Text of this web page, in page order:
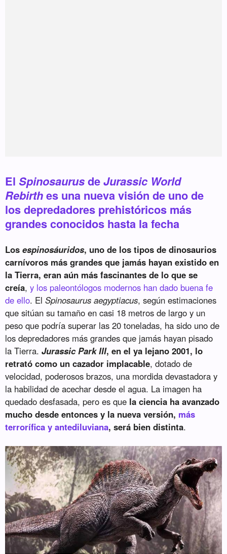
ElSpinosaurusdeJurassic World
Rebirthes una nueva visión de uno de
los depredadores prehistóricos más
grandes conocidos hasta la fecha
Losespinosáuridos, uno de los tipos de dinosaurios
carnívoros más grandes que jamás hayan existido en
la Tierra, eran aún más fascinantes de lo que se
creía,y los paleontólogos modernos han dado buena fe
de ello. ElSpinosaurus aegyptiacus, según estimaciones
que sitúan su tamaño en casi 18 metros de largo y un
peso que podría superar las 20 toneladas, ha sido uno de
los depredadores más grandes que jamás hayan pisado
la Tierra.Jurassic Park III, en el ya lejano 2001, lo
retrató como un cazador implacable, dotado de
velocidad, poderosos brazos, una mordida devastadora y
la habilidad de acechar desde el agua. La imagen ha
quedado desfasada, pero es que la ciencia ha avanzado
mucho desde entonces y la nueva versión, más
terrorífica y antediluviana, será bien distinta.